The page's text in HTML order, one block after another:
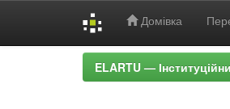
Домівка
ELARTU —